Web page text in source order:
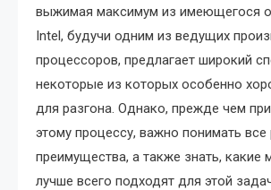
выжимая максимум из имеющегося
Intel, будучи одним из ведущих
процессоров, предлагает широкий
некоторые из которых особенно
для разгона. Однако, прежде чем
этому процессу, важно понимать все
преимущества, а также знать, какие
лучше всего подходят для этой